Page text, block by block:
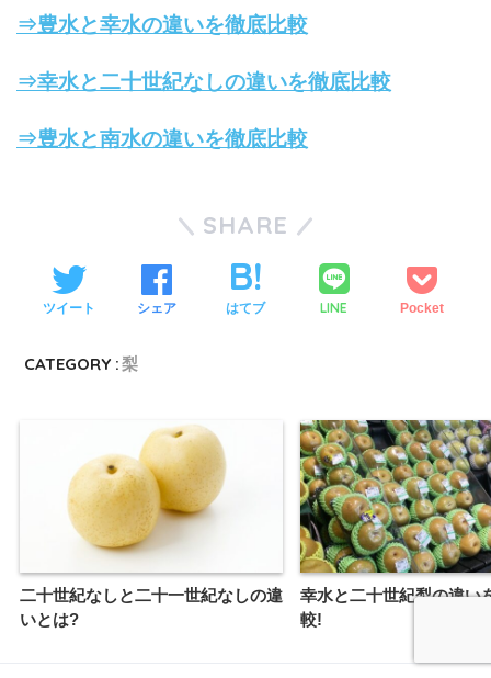
⇒豊水と幸水の違いを徹底比較
⇒幸水と二十世紀なしの違いを徹底比較
⇒豊水と南水の違いを徹底比較
SHARE
ツイート シェア はてブ LINE Pocket
CATEGORY :梨
二十世紀なしと二十一世紀なしの違
いとは?
幸水と二十世紀梨の違い
較!